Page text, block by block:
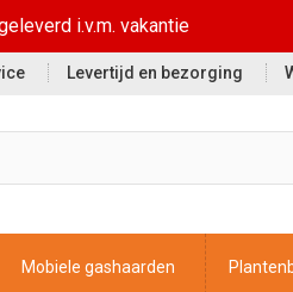
Levertijd en bezorging
Mobiele gashaarden
i.v.m. vakantie